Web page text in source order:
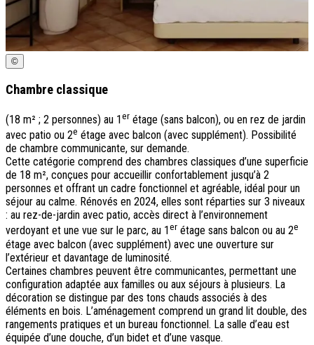
©
Chambre classique
(18 m² ; 2 personnes) au 1 er étage (sans balcon), ou en rez de jardin
avec patio ou 2e étage avec balcon (avec supplément). Possibilité
de chambre communicante, sur demande.
Cette catégorie comprend des chambres classiques d’une superficie
de 18 m², conçues pour accueillir confortablement jusqu’à 2
personnes et offrant un cadre fonctionnel et agréable, idéal pour un
séjour au calme. Rénovés en 2024, elles sont réparties sur 3 niveaux
: au rez-de-jardin avec patio, accès direct à l’environnement
verdoyant et une vue sur le parc, au 1er étage sans balcon ou au 2e
étage avec balcon (avec supplément) avec une ouverture sur
l’extérieur et davantage de luminosité.
Certaines chambres peuvent être communicantes, permettant une
configuration adaptée aux familles ou aux séjours à plusieurs. La
décoration se distingue par des tons chauds associés à des
éléments en bois. L’aménagement comprend un grand lit double, des
rangements pratiques et un bureau fonctionnel. La salle d’eau est
équipée d’une douche, d’un bidet et d’une vasque.